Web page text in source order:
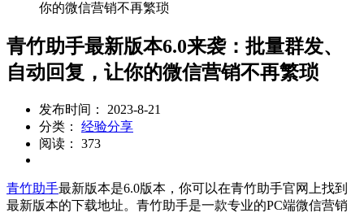
你的微信营销不再繁琐
青竹助手最新版本6.0来袭：批量群发、
自动回复，让你的微信营销不再繁琐
发布时间： 2023-8-21
分类： 经验分享
阅读： 373
青竹助手最新版本是6.0版本，你可以在青竹助手官网上找到
最新版本的下载地址。青竹助手是一款专业的PC端微信营销